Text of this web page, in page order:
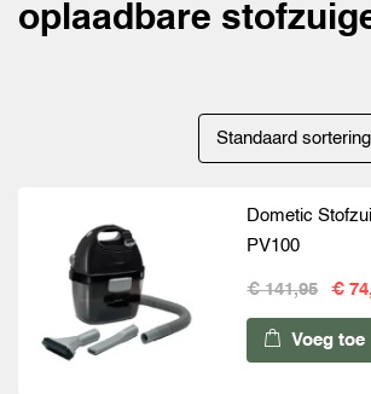
oplaadbare
Dometic
PV100
€ 141,95 €
Voeg toe